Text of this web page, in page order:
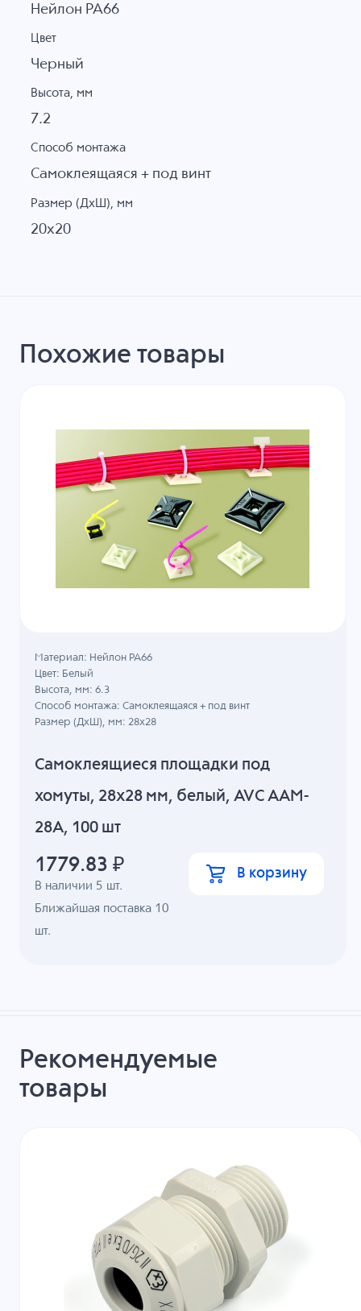
Нейлон PA66
Цвет
Черный
Высота, мм
7.2
Способ монтажа
Самоклеящаяся + под винт
Размер (ДхШ), мм
20x20
Похожие товары
Самоклеящиеся площадки под
хомуты, 28x28 мм, белый, AVC AAM-
28A, 100 шт
В наличии 5 шт.
Ближайшая поставка 10
шт.
Материал: Нейлон PA66
Цвет: Белый
Высота, мм: 6.3
Способ монтажа: Самоклеящаяся + под винт
Размер (ДхШ), мм: 28x28
1779.83 ₽ В корзину
Рекомендуемые
товары